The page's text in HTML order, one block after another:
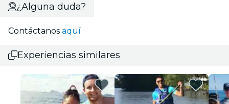
¿Alguna duda?
Contáctanos aquí
Experiencias similares